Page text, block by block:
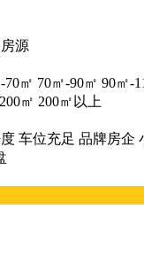
源
70㎡ 70㎡-90㎡ 90㎡-
㎡ 200㎡以上
车位充足 品牌房企